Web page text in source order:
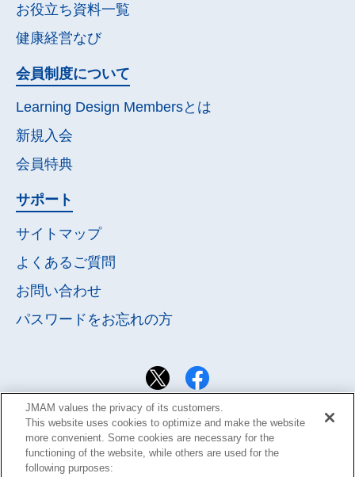
お役立ち資料一覧
健康経営なび
会員制度について
Learning Design Membersとは
新規入会
会員特典
サポート
サイトマップ
よくあるご質問
お問い合わせ
パスワードをお忘れの方
JMAM values the privacy of its customers.
This website uses cookies to optimize and make the website
more convenient. Some cookies are necessary for the
functioning of the website, while others are used for the
following purposes: